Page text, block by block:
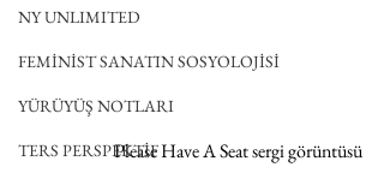
NY UNLIMITED
FEMİNİST SANATIN SOSYOLOJİSİ
YÜRÜYÜŞ NOTLARI
TERS PERSPEKTİFPlease Have A Seat sergi görüntüsü